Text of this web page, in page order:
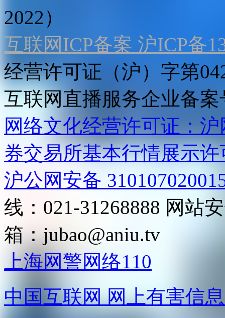
2022）
互联网ICP备案 沪ICP备
经营许可证（沪）字第
互联网直播服务企业备案
网络文化经营许可证：
券交易所基本行情展示许
沪公网安备
线：021-31268888 网站
箱：jubao@aniu.tv
上海网警网络110
中国互联网 网上有害信